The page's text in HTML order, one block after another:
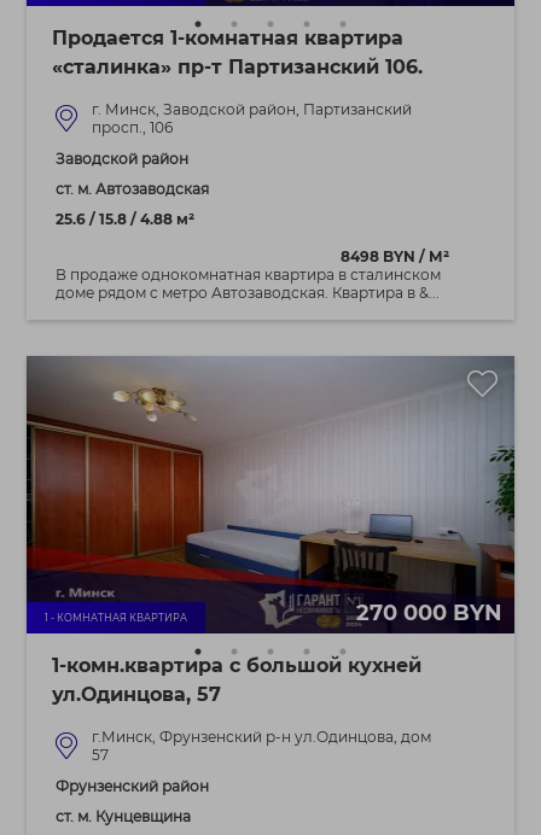
Продается 1-комнатная квартира
«сталинка» пр-т Партизанский 106.
г. Минск, Заводской район, Партизанский
просп., 106
Заводской район
ст. м. Автозаводская
25.6 / 15.8 / 4.88 м²
8498 BYN / М²
В продаже однокомнатная квартира в сталинском
доме рядом с метро Автозаводская. Квартира в &...
1 - КОМНАТНАЯ КВАРТИРА 270 000 BYN
1-комн.квартира с большой кухней
ул.Одинцова, 57
г.Минск, Фрунзенский р-н ул.Одинцова, дом
57
Фрунзенский район
ст. м. Кунцевщина